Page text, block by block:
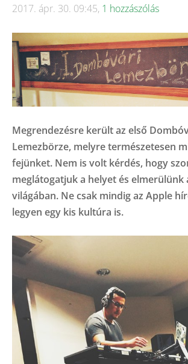
2017. ápr. 30. 09:45, 1 hozzászólás
Megrendezésre került az első
Lemezbörze, melyre természetesen
fejünket. Nem is volt kérdés, hogy
meglátogatjuk a helyet és elmerülünk
világában. Ne csak mindig az Apple
legyen egy kis kultúra is.